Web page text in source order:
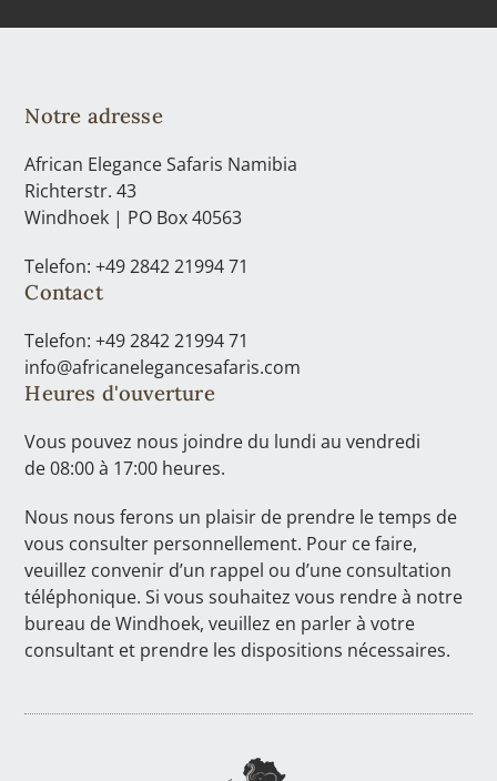
Notre adresse
African Elegance Safaris Namibia
Richterstr. 43
Windhoek | PO Box 40563
Telefon: +49 2842 21994 71
Contact
Telefon: +49 2842 21994 71
info@africanelegancesafaris.com
Heures d'ouverture
Vous pouvez nous joindre du lundi au vendredi
de 08:00 à 17:00 heures.
Nous nous ferons un plaisir de prendre le temps de
vous consulter personnellement. Pour ce faire,
veuillez convenir d’un rappel ou d’une consultation
téléphonique. Si vous souhaitez vous rendre à notre
bureau de Windhoek, veuillez en parler à votre
consultant et prendre les dispositions nécessaires.